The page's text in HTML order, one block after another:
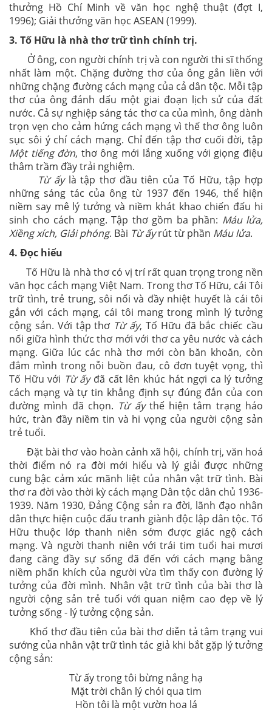
thưởng Hồ Chí Minh về văn học nghệ thuật (đợt I,
1996); Giải thưởng văn học ASEAN (1999).
3. Tố Hữu là nhà thơ trữ tình chính trị.
Ở ông, con người chính trị và con người thi sĩ thống
nhất làm một. Chặng đường thơ của ông gắn liền với
những chặng đường cách mạng của cả dân tộc. Mỗi tập
thơ của ông đánh dấu một giai đoạn lịch sử của đất
nước. Cả sự nghiệp sáng tác thơ ca của mình, ông dành
trọn vẹn cho cảm hứng cách mạng vì thế thơ ông luôn
sục sôi ý chí cách mạng. Chỉ đến tập thơ cuối đời, tập
Một tiếng đờn, thơ ông mới lắng xuống với giọng điệu
thâm trầm đầy trải nghiệm.
Từ ấylà tập thơ đầu tiên của Tố Hữu, tập hợp
những sáng tác của ông từ 1937 đến 1946, thể hiện
niềm say mê lý tưởng và niềm khát khao chiến đấu hi
sinh cho cách mạng. Tập thơ gồm ba phần: Máu lửa,
Xiềng xích, Giải phóng. Bài Từ ấyrút từ phần Máu lửa.
4. Đọc hiểu
Tố Hữu là nhà thơ có vị trí rất quan trọng trong nền
văn học cách mạng Việt Nam. Trong thơ Tố Hữu, cái Tôi
trữ tình, trẻ trung, sôi nổi và đầy nhiệt huyết là cái tôi
gắn với cách mạng, cái tôi mang trong mình lý tưởng
cộng sản. Với tập thơ Từ ấy, Tố Hữu đã bắc chiếc cầu
nối giữa hình thức thơ mới với thơ ca yêu nước và cách
mạng. Giữa lúc các nhà thơ mới còn băn khoăn, còn
đắm mình trong nỗi buồn đau, cô đơn tuyệt vọng, thì
Tố Hữu với Từ ấyđã cất lên khúc hát ngợi ca lý tưởng
cách mạng và tự tin khẳng định sự đúng đắn của con
đường mình đã chọn. Từ ấythể hiện tâm trạng háo
hức, tràn đầy niềm tin và hi vọng của người cộng sản
trẻ tuổi.
Đặt bài thơ vào hoàn cảnh xã hội, chính trị, văn hoá
thời điểm nó ra đời mới hiểu và lý giải được những
cung bậc cảm xúc mãnh liệt của nhân vật trữ tình. Bài
thơ ra đời vào thời kỳ cách mạng Dân tộc dân chủ 1936-
1939. Năm 1930, Đảng Cộng sản ra đời, lãnh đạo nhân
dân thực hiện cuộc đấu tranh giành độc lập dân tộc. Tố
Hữu thuộc lớp thanh niên sớm được giác ngộ cách
mạng. Và người thanh niên với trái tim tuổi hai mươi
đang căng đầy sự sống đã đến với cách mạng bằng
niềm phấn khích của người vừa tìm thấy con đường lý
tưởng của đời mình. Nhân vật trữ tình của bài thơ là
người cộng sản trẻ tuổi với quan niệm cao đẹp về lý
tưởng sống - lý tưởng cộng sản.
Khổ thơ đầu tiên của bài thơ diễn tả tâm trạng vui
sướng của nhân vật trữ tình tác giả khi bắt gặp lý tưởng
cộng sản:
Từ ấy trong tôi bừng nắng hạ
Mặt trời chân lý chói qua tim
Hồn tôi là một vườn hoa lá